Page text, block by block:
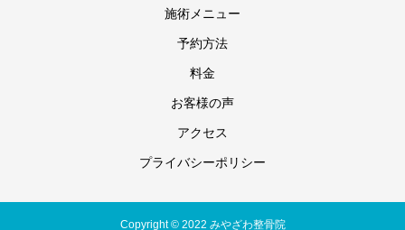
施術メニュー
予約方法
料金
お客様の声
アクセス
プライバシーポリシー
Copyright © 2022 みやざわ整骨院